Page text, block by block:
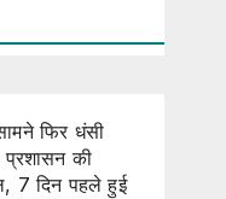
फिर धंसी
की
7 दिन पहले हुई